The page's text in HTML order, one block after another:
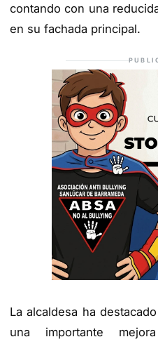
contando con una
en su fachada principal.
La alcaldesa ha
una importante